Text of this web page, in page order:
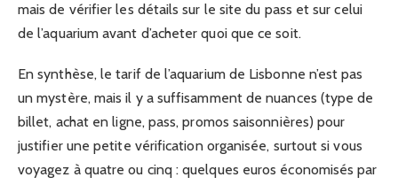
mais de vérifier les détails sur le site du pass et sur celui
de l’aquarium avant d’acheter quoi que ce soit.
En synthèse, le tarif de l’aquarium de Lisbonne n’est pas
un mystère, mais il y a suffisamment de nuances (type de
billet, achat en ligne, pass, promos saisonnières) pour
justifier une petite vérification organisée, surtout si vous
voyagez à quatre ou cinq : quelques euros économisés par